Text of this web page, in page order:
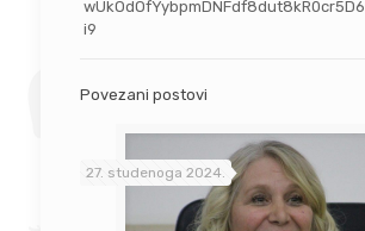
i9
Povezani postovi
27. studenoga 2024.